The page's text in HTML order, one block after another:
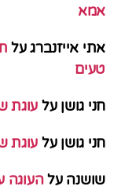
אמא
אתי אייזנברגעל
טעים
חני גושן על עוגת
חני גושן על עוגת
שושנה עלהעוגה